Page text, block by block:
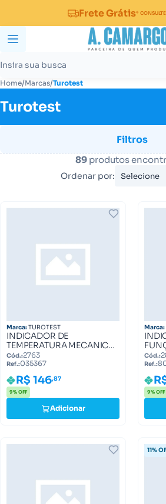
Frete Grátis*
Home/Marcas/Turotest
Turotest
Filtros
89 produtos
Ordenar por: Selecione
Marca:TUROTEST
INDICADOR DE
TEMPERATURA MECANICO
MASSEY 035367
Cód.:2763
Ref.:035367
R$ 146,87
9% OFF
Adicionar
Marca:
1780
Cód.:
Ref.:
9% OFF
11%